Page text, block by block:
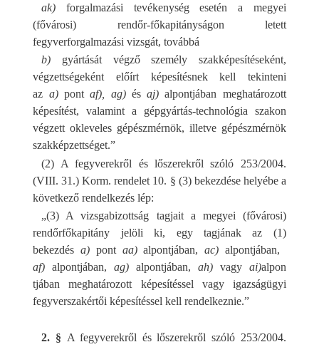
ak) forgalmazási tevékenység esetén a megyei
(fővárosi) rendőr-főkapitányságon letett
fegyverforgalmazási vizsgát, továbbá
b) gyártását végző személy szakképesítéseként,
végzettségeként előírt képesítésnek kell tekinteni
az a)pontaf), ag)ésaj) alpontjában meghatározott
képesítést, valamint a gépgyártás-technológia szakon
végzett okleveles gépészmérnök, illetve gépészmérnök
szakképzettséget.”
(2) A fegyverekről és lőszerekről szóló 253/2004.
(VIII. 31.) Korm. rendelet 10. § (3) bekezdése helyébe a
következő rendelkezés lép:
„(3) A vizsgabizottság tagjait a megyei (fővárosi)
rendőrfőkapitány jelöli ki, egy tagjának az (1)
bekezdésa) pont aa) alpontjában,ac) alpontjában,
af) alpontjában,ag) alpontjában, ah)vagy ai)alpon
tjában meghatározott képesítéssel vagy igazságügyi
fegyverszakértői képesítéssel kell rendelkeznie.”
2. § A fegyverekről és lőszerekről szóló 253/2004.